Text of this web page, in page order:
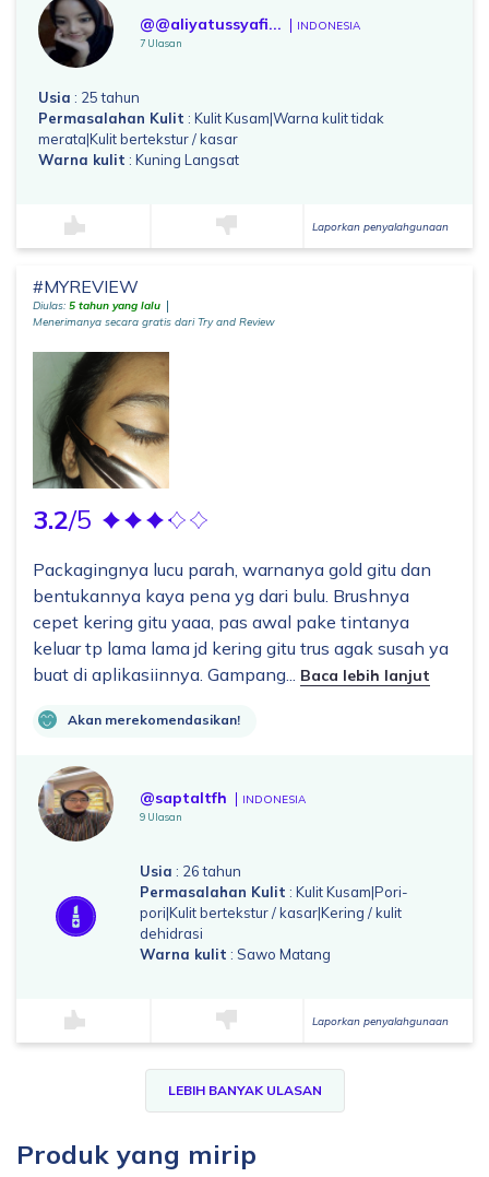
@@aliyatussyafi... INDONESIA
7 Ulasan
Usia : 25 tahun
Permasalahan Kulit : Kulit Kusam|Warna kulit tidak
merata|Kulit bertekstur / kasar
Warna kulit : Kuning Langsat
Laporkan penyalahgunaan
#MYREVIEW
Diulas: 5 tahun yang lalu
Menerimanya secara gratis dari Try and Review
3.2/5
Packagingnya lucu parah, warnanya gold gitu dan
bentukannya kaya pena yg dari bulu. Brushnya
cepet kering gitu yaaa, pas awal pake tintanya
keluar tp lama lama jd kering gitu trus agak susah ya
buat di aplikasiinnya. Gampang... Baca lebih lanjut
Akan merekomendasikan!
@saptaltfh INDONESIA
9 Ulasan
Usia : 26 tahun
Permasalahan Kulit : Kulit Kusam|Pori-
pori|Kulit bertekstur / kasar|Kering / kulit
dehidrasi
Warna kulit : Sawo Matang
Laporkan penyalahgunaan
LEBIH BANYAK ULASAN
Produk yang mirip